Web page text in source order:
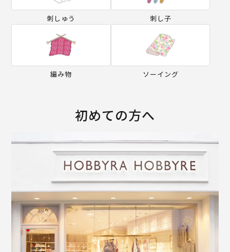
刺しゅう 刺し子
編み物 ソーイング
初めての方へ